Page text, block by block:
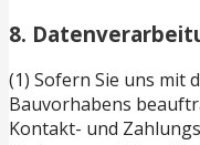
8.
(1) Sofern Sie uns mit
Bauvorhabens
Kontakt- und